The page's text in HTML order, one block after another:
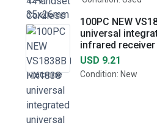
100PC NEW
universal
infrared
USD 9.21
Condition: New